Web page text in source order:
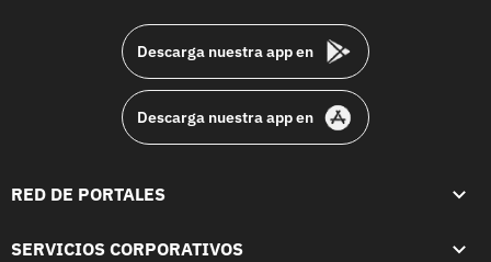
Descarga nuestra app en
Descarga nuestra app en
RED DE PORTALES
SERVICIOS CORPORATIVOS